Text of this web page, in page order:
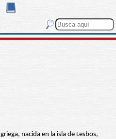
nacida en la isla de Lesbos,